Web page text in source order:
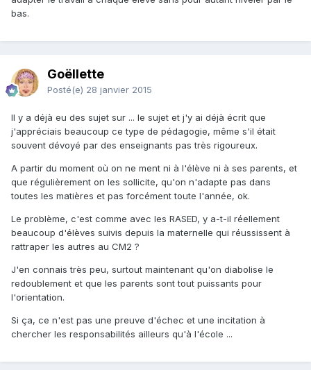
bas.
Goëllette
Posté(e) 28 janvier 2015
Il y a déjà eu des sujet sur ... le sujet et j'y ai déjà écrit que
j'appréciais beaucoup ce type de pédagogie, même s'il était
souvent dévoyé par des enseignants pas très rigoureux.
A partir du moment où on ne ment ni à l'élève ni à ses parents, et
que régulièrement on les sollicite, qu'on n'adapte pas dans
toutes les matières et pas forcément toute l'année, ok.
Le problème, c'est comme avec les RASED, y a-t-il réellement
beaucoup d'élèves suivis depuis la maternelle qui réussissent à
rattraper les autres au CM2 ?
J'en connais très peu, surtout maintenant qu'on diabolise le
redoublement et que les parents sont tout puissants pour
l'orientation.
Si ça, ce n'est pas une preuve d'échec et une incitation à
chercher les responsabilités ailleurs qu'à l'école ...